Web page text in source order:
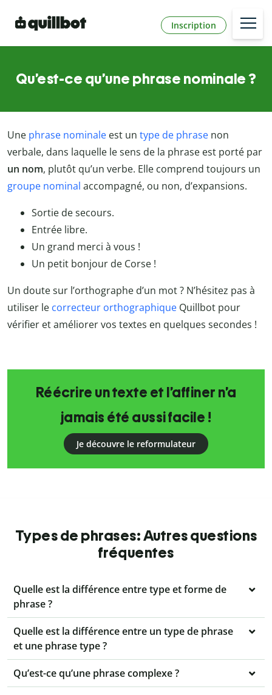
Inscription
Qu’est-ce qu’une phrase nominale ?
Une phrase nominale est un type de phrase non
verbale, dans laquelle le sens de la phrase est porté par
un nom, plutôt qu’un verbe. Elle comprend toujours un
groupe nominal accompagné, ou non, d’expansions.
Sortie de secours.
Entrée libre.
Un grand merci à vous !
Un petit bonjour de Corse !
Un doute sur l’orthographe d’un mot ? N’hésitez pas à
utiliser le correcteur orthographique Quillbot pour
vérifier et améliorer vos textes en quelques secondes !
Réécrire un texte et l’affiner n’a
jamais été aussi facile !
Je découvre le reformulateur
Types de phrases: Autres questions
fréquentes
Quelle est la différence entre type et forme de
phrase ?
Quelle est la différence entre un type de phrase
et une phrase type ?
Qu’est-ce qu’une phrase complexe ?